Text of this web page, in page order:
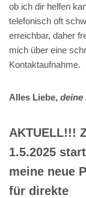
ob ich dir helfen
telefonisch oft
erreichbar, daher
mich über eine
Kontaktaufnahme.
Alles Liebe, deine
AKTUELL!!!
1.5.2025
meine neue
für direkte